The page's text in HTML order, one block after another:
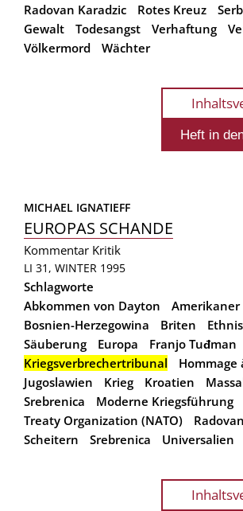
Radovan Karadzic
Rotes Kreuz
Gewalt
Todesangst Verhaftung
Völkermord
Wächter
MICHAEL IGNATIEFF
EUROPAS SCHANDE
Kommentar Kritik
LI 31, WINTER 1995
Schlagworte
Abkommen von Dayton
Amerikaner
Bosnien-Herzegowina
Briten
Säuberung
Europa Franjo Tuđman
Kriegsverbrechertribunal
Hommage
Jugoslawien
Krieg Kroatien
Srebrenica
Moderne Kriegsführung
Treaty Organization (NATO)
Scheitern
Srebrenica Universalien